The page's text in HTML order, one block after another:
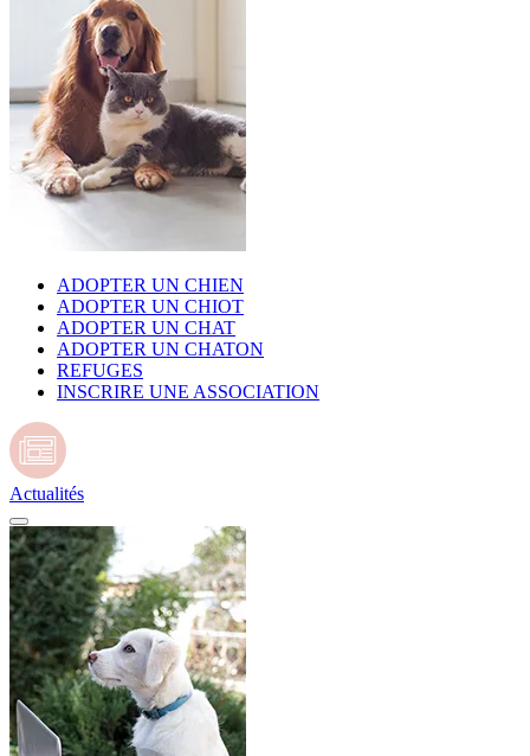
ADOPTER UN CHIEN
ADOPTER UN CHIOT
ADOPTER UN CHAT
ADOPTER UN CHATON
REFUGES
INSCRIRE UNE ASSOCIATION
Actualités